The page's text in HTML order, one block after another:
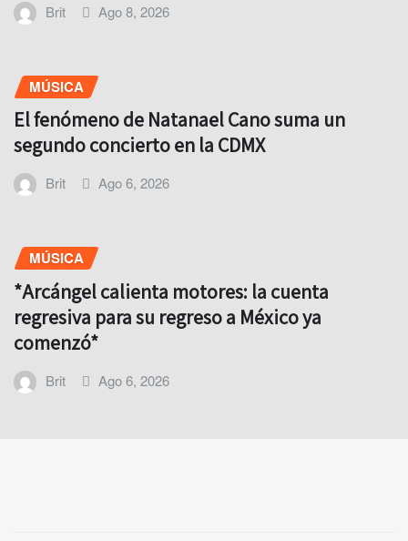
Brit Ago 8, 2026
MÚSICA
El fenómeno de Natanael Cano suma un
segundo concierto en la CDMX
Brit Ago 6, 2026
MÚSICA
*Arcángel calienta motores: la cuenta
regresiva para su regreso a México ya
comenzó*
Brit Ago 6, 2026